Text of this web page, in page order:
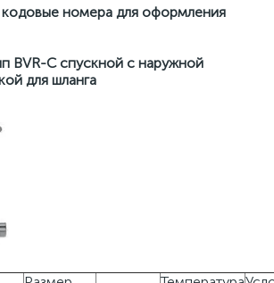
номера для оформления
BVR-C спускной с наружной
для шланга